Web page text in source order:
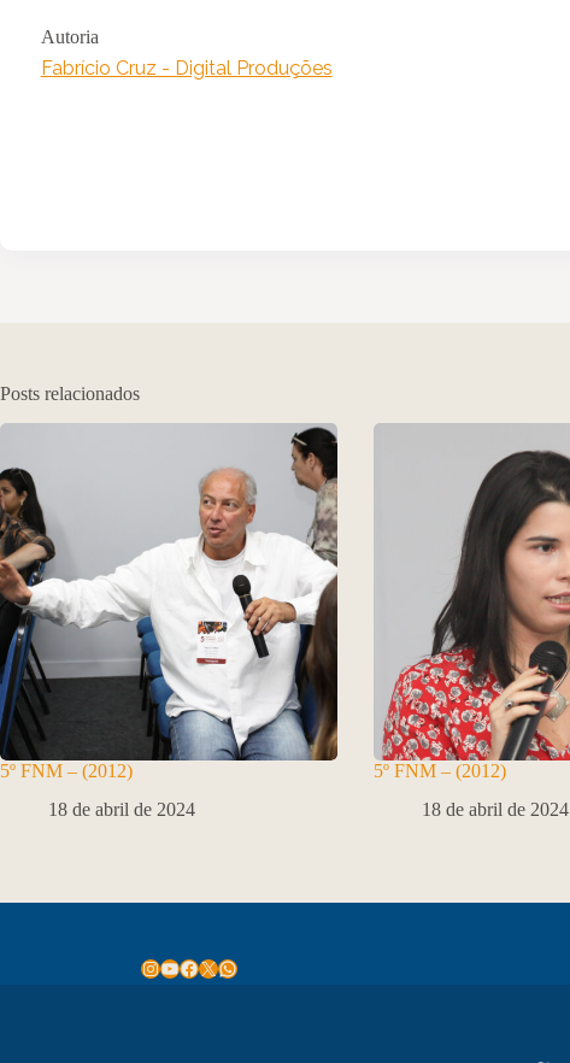
Autoria
Fabrício Cruz - Digital Produções
Posts relacionados
5º FNM – (2012)
18 de abril de 2024
5º FNM – (2012)
18 de abril de 2024
Instagram
Youtube
Facebook
X WhatsApp